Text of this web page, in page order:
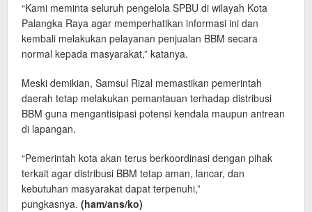
“Kami meminta seluruh pengelola SPBU di wilayah Kota
Palangka Raya agar memperhatikan informasi ini dan
kembali melakukan pelayanan penjualan BBM secara
normal kepada masyarakat,” katanya.
Meski demikian, Samsul Rizal memastikan pemerintah
daerah tetap melakukan pemantauan terhadap distribusi
BBM guna mengantisipasi potensi kendala maupun antrean
di lapangan.
“Pemerintah kota akan terus berkoordinasi dengan pihak
terkait agar distribusi BBM tetap aman, lancar, dan
kebutuhan masyarakat dapat terpenuhi,”
pungkasnya. (ham/ans/ko)